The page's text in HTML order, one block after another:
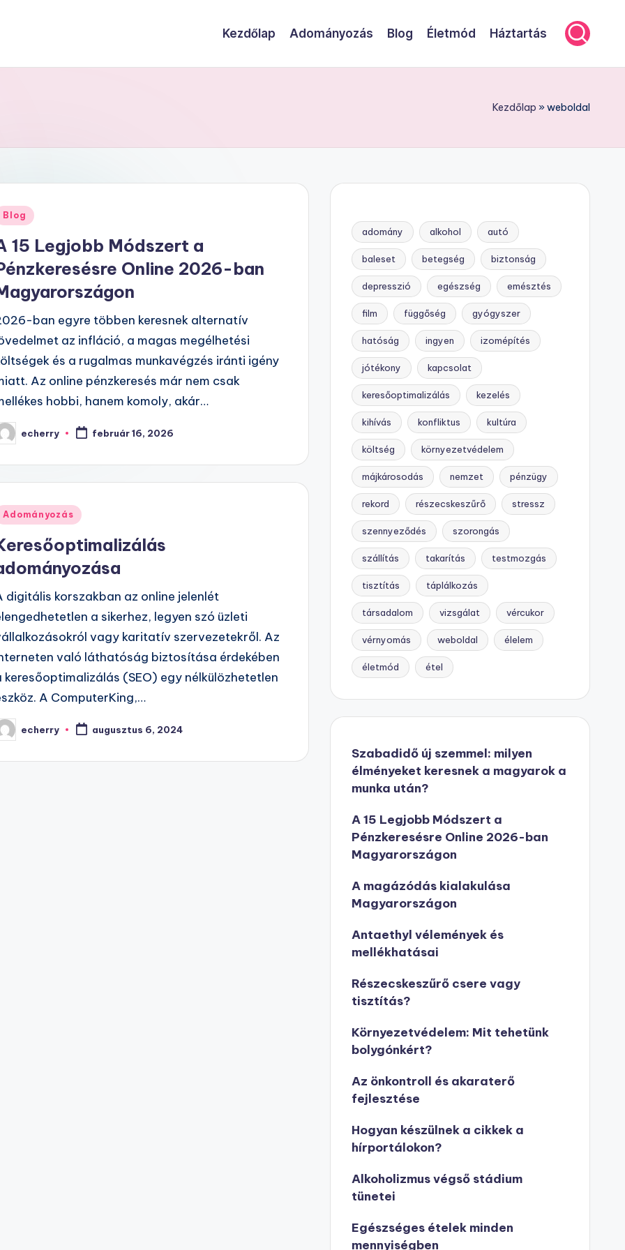
Kezdőlap Adományozás Blog Életmód Háztartás
Kezdőlap »weboldal
Blog
15 Legjobb Módszert a
Online 2026-ban
ban egyre többen keresnek alternatív
az infláció, a magas megélhetési
és a rugalmas munkavégzés iránti igény
Az online pénzkeresés már nem csak
hobbi, hanem komoly, akár…
echerry február 16, 2026
Adományozás
digitális korszakban az online jelenlét
a sikerhez, legyen szó üzleti
vagy karitatív szervezetekről. Az
való láthatóság biztosítása érdekében
keresőoptimalizálás (SEO) egy nélkülözhetetlen
A ComputerKing,…
echerry augusztus 6, 2024
adomány alkohol autó
baleset betegség biztonság
depresszió egészség emésztés
film függőség gyógyszer
hatóság ingyen izomépítés
jótékony kapcsolat
keresőoptimalizálás kezelés
kihívás konfliktus kultúra
költség környezetvédelem
májkárosodás nemzet pénzügy
rekord részecskeszűrő stressz
szennyeződés szorongás
szállítás takarítás testmozgás
tisztítás táplálkozás
társadalom vizsgálat vércukor
vérnyomás weboldal élelem
életmód étel
Szabadidő új szemmel: milyen
élményeket keresnek a magyarok a
munka után?
A 15 Legjobb Módszert a
Pénzkeresésre Online 2026-ban
Magyarországon
A magázódás kialakulása
Magyarországon
Antaethyl vélemények és
mellékhatásai
Részecskeszűrő csere vagy
tisztítás?
Környezetvédelem: Mit tehetünk
bolygónkért?
Az önkontroll és akaraterő
fejlesztése
Hogyan készülnek a cikkek a
hírportálokon?
Alkoholizmus végső stádium
tünetei
Egészséges ételek minden
mennyiségben